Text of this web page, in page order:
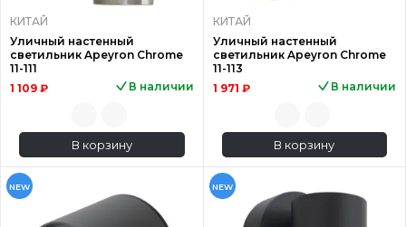
КИТАЙ
Уличный настенный
светильник Apeyron Chrome
11-111
1 109 ₽
В наличии
В корзину
КИТАЙ
Уличный настенный
светильник Apeyron Chrome
11-113
1 971 ₽
В наличии
В корзину
NEW NEW